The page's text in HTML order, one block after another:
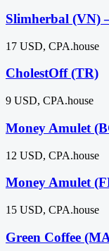
Slimherbal (VN)
17 USD, CPA.house
CholestOff (TR)
9 USD, CPA.house
Money Amulet
12 USD, CPA.house
Money Amulet
15 USD, CPA.house
Green Coffee